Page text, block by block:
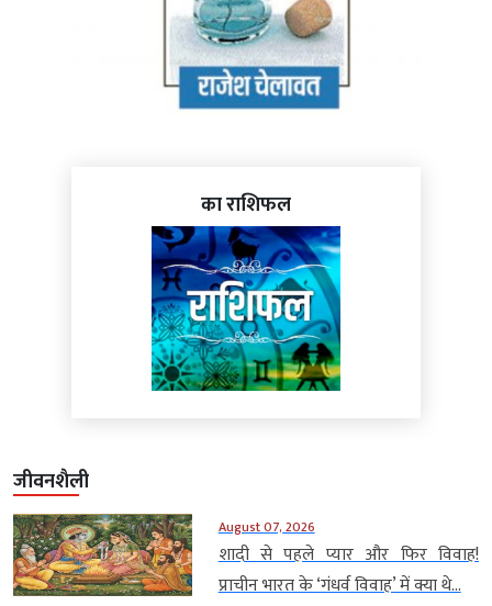
का राशिफल
जीवनशैली
August 07, 2026
शादी से पहले प्यार और फिर विवाह!
प्राचीन भारत के ‘गंधर्व विवाह’ में क्या थे...